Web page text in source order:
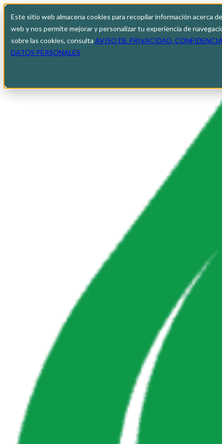
Este sitio web almacena cookies para recopilar información acerca
web y nos permite mejorar y personalizar tu experiencia de
sobre las cookies, consulta AVISO DE PRIVACIDAD,
DATOS PERSONALES